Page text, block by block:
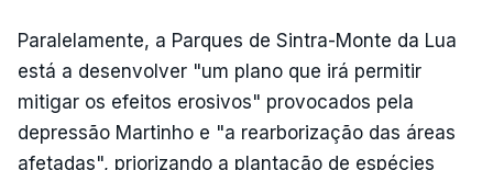
Paralelamente, a Parques de Sintra-Monte da Lua
está a desenvolver "um plano que irá permitir
mitigar os efeitos erosivos" provocados pela
depressão Martinho e "a rearborização das áreas
afetadas", priorizando a plantação de espécies